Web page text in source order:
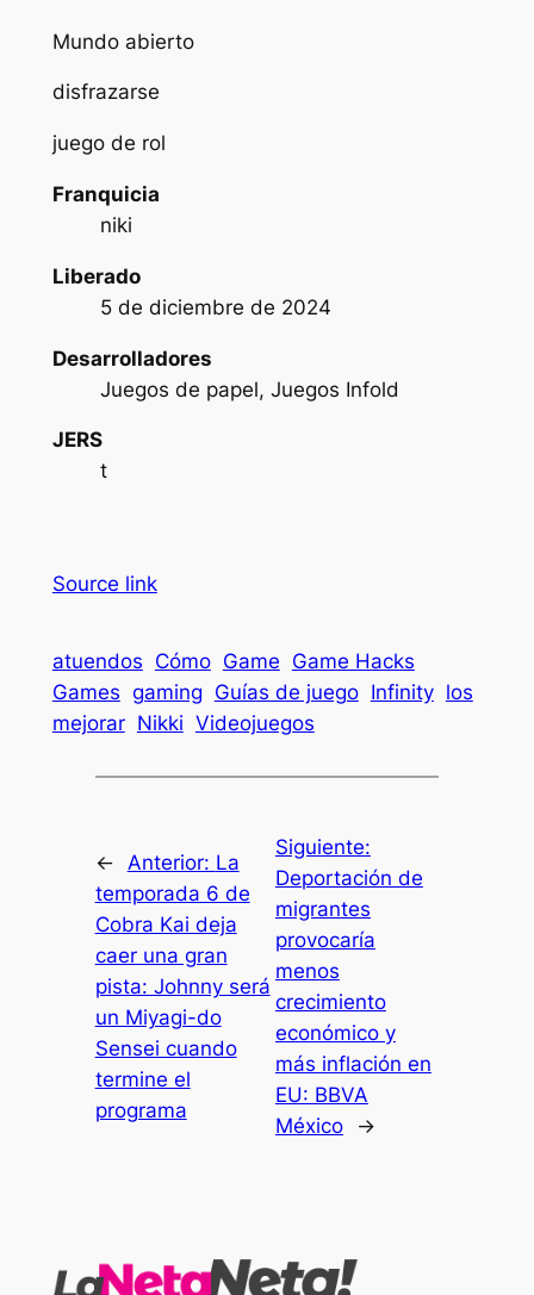
Mundo abierto
disfrazarse
juego de rol
Franquicia
niki
Liberado
5 de diciembre de 2024
Desarrolladores
Juegos de papel, Juegos Infold
JERS
t
Source link
atuendos Cómo Game Game Hacks
Games gaming Guías de juego Infinity los
mejorar Nikki Videojuegos
← Anterior: La
temporada 6 de
Cobra Kai deja
caer una gran
pista: Johnny será
un Miyagi-do
Sensei cuando
termine el
programa
Siguiente:
Deportación de
migrantes
provocaría
menos
crecimiento
económico y
más inflación en
EU: BBVA
México
→